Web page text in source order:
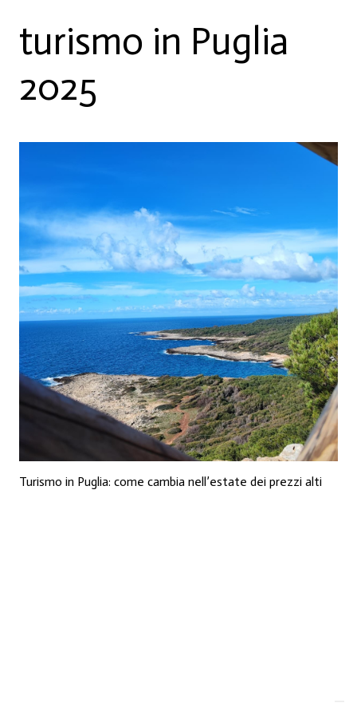
turismo in Puglia
2025
Turismo in Puglia: come cambia nell’estate dei prezzi alti